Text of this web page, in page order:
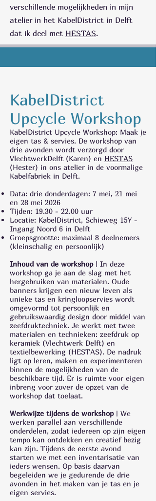
verschillende mogelijkheden in mijn
atelier in het KabelDistrict in Delft
dat ik deel met HESTAS.
KabelDistrict
Upcycle Workshop
KabelDistrict Upcycle Workshop: Maak je
eigen tas & servies. De workshop van
drie avonden wordt verzorgd door
VlechtwerkDelft (Karen) en HESTAS
(Hester) in ons atelier in de voormalige
Kabelfabriek in Delft.
Data: drie donderdagen: 7 mei, 21 mei
en 28 mei 2026
Tijden: 19.30 - 22.00 uur
Locatie: KabelDistrict, Schieweg 15Y -
Ingang Noord 6 in Delft
Groepsgrootte: maximaal 8 deelnemers
(kleinschalig en persoonlijk)
Inhoud van de workshop| In deze
workshop ga je aan de slag met het
hergebruiken van materialen. Oude
banners krijgen een nieuw leven als
unieke tas en kringloopservies wordt
omgevormd tot persoonlijk en
gebruikswaardig design door middel van
zeefdruktechniek. Je werkt met twee
materialen en technieken: zeefdruk op
keramiek (Vlechtwerk Delft) en
textielbewerking (HESTAS). De nadruk
ligt op leren, maken en experimenteren
binnen de mogelijkheden van de
beschikbare tijd. Er is ruimte voor eigen
inbreng voor zover de opzet van de
workshop dat toelaat.
Werkwijze tijdens de workshop | We
werken parallel aan verschillende
onderdelen, zodat iedereen op zijn eigen
tempo kan ontdekken en creatief bezig
kan zijn. Tijdens de eerste avond
starten we met een inventarisatie van
ieders wensen. Op basis daarvan
begeleiden we je gedurende de drie
avonden in het maken van je tas en je
eigen servies.